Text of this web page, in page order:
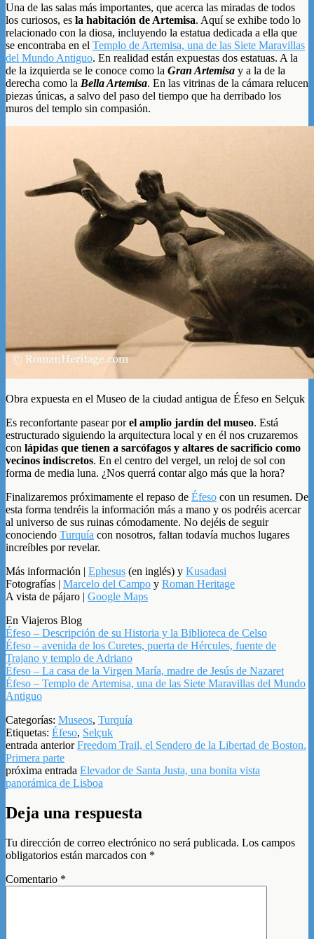
Una de las salas más importantes, que acerca las miradas de todos
los curiosos, es la habitación de Artemisa. Aquí se exhibe todo lo
relacionado con la diosa, incluyendo la estatua dedicada a ella que
se encontraba en el Templo de Artemisa, una de las Siete Maravillas
del Mundo Antiguo. En realidad están expuestas dos estatuas. A la
de la izquierda se le conoce como la Gran Artemisa y a la de la
derecha como la Bella Artemisa. En las vitrinas de la cámara relucen
piezas únicas, a salvo del paso del tiempo que ha derribado los
muros del templo sin compasión.
Obra expuesta en el Museo de la ciudad antigua de Éfeso en Selçuk
Es reconfortante pasear porel amplio jardín del museo. Está
estructurado siguiendo la arquitectura local y en él nos cruzaremos
con lápidas que tienen a sarcófagos y altares de sacrificio como
vecinos indiscretos. En el centro del vergel, un reloj de sol con
forma de media luna. ¿Nos querrá contar algo más que la hora?
Finalizaremos próximamente el repaso de Éfeso con un resumen. De
esta forma tendréis la información más a mano y os podréis acercar
al universo de sus ruinas cómodamente. No dejéis de seguir
conociendo Turquía con nosotros, faltan todavía muchos lugares
increíbles por revelar.
Más información | Ephesus (en inglés) y Kusadasi
Fotografías | Marcelo del Campo y Roman Heritage
A vista de pájaro | Google Maps
En Viajeros Blog
Éfeso – Descripción de su Historia y la Biblioteca de Celso
Éfeso – avenida de los Curetes, puerta de Hércules, fuente de
Trajano y templo de Adriano
Éfeso – La casa de la Virgen María, madre de Jesús de Nazaret
Éfeso – Templo de Artemisa, una de las Siete Maravillas del Mundo
Antiguo
Categorías: Museos, Turquía
Etiquetas: Éfeso, Selçuk
entrada anteriorFreedom Trail, el Sendero de la Libertad de Boston.
Primera parte
próxima entrada Elevador de Santa Justa, una bonita vista
panorámica de Lisboa
Deja una respuesta
Tu dirección de correo electrónico no será publicada. Los campos
obligatorios están marcados con *
Comentario *